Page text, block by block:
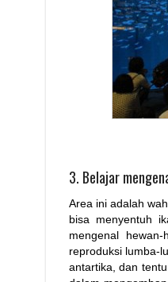
3. Belajar
Area ini adalah
bisa menyentuh
mengenal
reproduksi lumba-
antartika, dan